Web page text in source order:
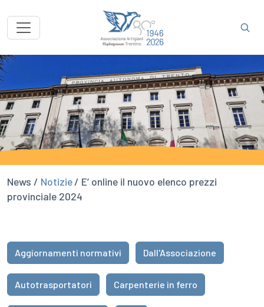
News / Notizie/ E’ online il nuovo elenco prezzi
provinciale 2024
Aggiornamenti normativi Dall'Associazione
Autotrasportatori Carpenterie in ferro